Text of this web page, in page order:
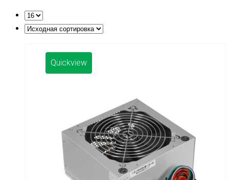
Quickview